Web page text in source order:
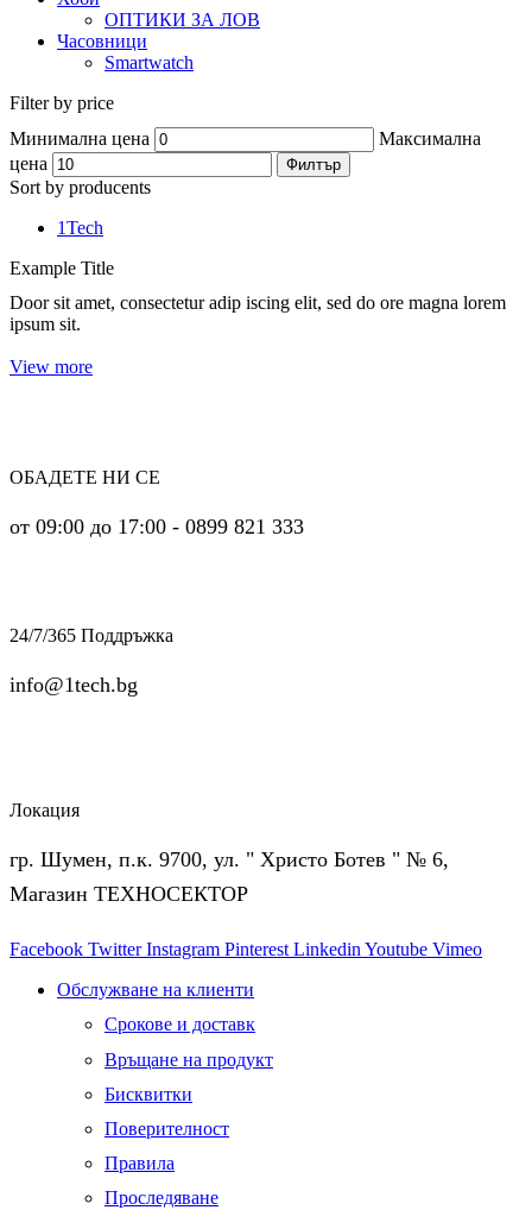
ОПТИКИ ЗА ЛОВ
Часовници
Smartwatch
Filter by price
Минимална цена
Максимална
цена
Филтър
Sort by producents
1Tech
Example Title
Door sit amet, consectetur adip iscing elit, sed do ore magna lorem
ipsum sit.
View more
ОБАДЕТЕ НИ СЕ
от 09:00 до 17:00 - 0899 821 333
24/7/365 Поддръжка
info@1tech.bg
Локация
гр. Шумен, п.к. 9700, ул. " Христо Ботев " № 6,
Магазин ТЕХНОСЕКТОР
Facebook Twitter Instagram Pinterest Linkedin Youtube Vimeo
Обслужване на клиенти
Срокове и доставк
Връщане на продукт
Бисквитки
Поверителност
Правила
Проследяване